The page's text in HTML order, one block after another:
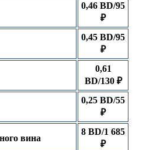
0,46 BD/95
₽
0,45 BD/95
₽
0,61
BD/130 ₽
0,25 BD/55
₽
вина
8 BD/1 685
₽